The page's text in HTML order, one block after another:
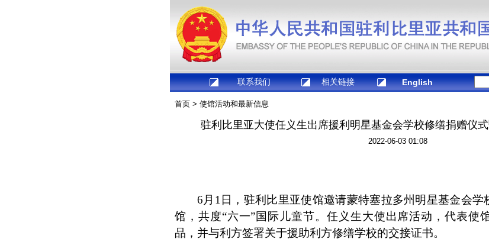
联系我们 相关链接 English
首页 > 使馆活动和最新信息
驻利比里亚大使任义生出席援利明星基金会学校修缮捐赠仪
2022-06-03 01:08
6月1日，驻利比里亚使馆邀请蒙特塞拉多州明星基金会学
馆，共度“六一”国际儿童节。任义生大使出席活动，代表使
品，并与利方签署关于援助利方修缮学校的交接证书。